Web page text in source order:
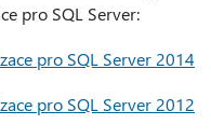
pro SQL Server:
pro SQL Server 2014
pro SQL Server 2012